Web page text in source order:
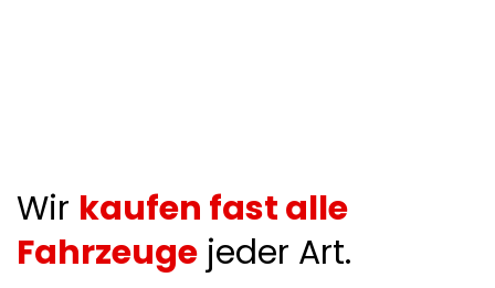
Wir kaufen fast alle
Fahrzeuge jeder Art.